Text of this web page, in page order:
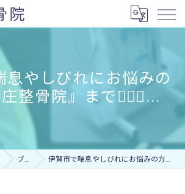
息やしびれにお悩みの
整骨院』まで💁🏻‍♂...
ブログ 伊賀市で喘息やしびれにお悩みの方は『寺庄整骨院』まで💁🏻‍♂...